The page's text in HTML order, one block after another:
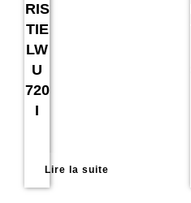
RIS
TIE
LW
U
720
I
Lire la suite